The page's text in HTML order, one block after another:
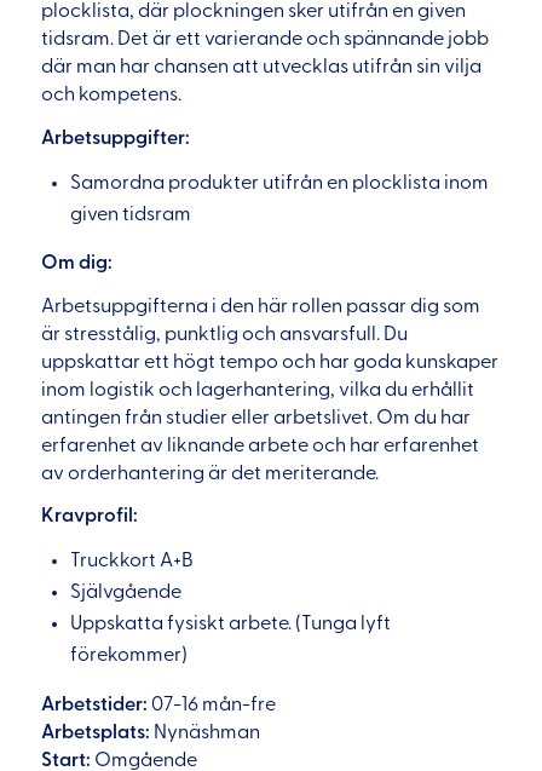
plocklista, där plockningen sker utifrån en given
tidsram. Det är ett varierande och spännande jobb
där man har chansen att utvecklas utifrån sin vilja
och kompetens.
Arbetsuppgifter:
Samordna produkter utifrån en plocklista inom
given tidsram
Om dig:
Arbetsuppgifterna i den här rollen passar dig som
är stresstålig, punktlig och ansvarsfull. Du
uppskattar ett högt tempo och har goda kunskaper
inom logistik och lagerhantering, vilka du erhållit
antingen från studier eller arbetslivet. Om du har
erfarenhet av liknande arbete och har erfarenhet
av orderhantering är det meriterande.
Kravprofil:
Truckkort A+B
Självgående
Uppskatta fysiskt arbete. (Tunga lyft
förekommer)
Arbetstider: 07-16 mån-fre
Arbetsplats: Nynäshman
Start: Omgående